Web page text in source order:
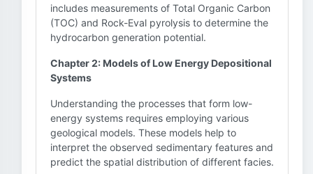
includes measurements of Total Organic Carbon
(TOC) and Rock-Eval pyrolysis to determine the
hydrocarbon generation potential.
Chapter 2: Models of Low Energy Depositional
Systems
Understanding the processes that form low-
energy systems requires employing various
geological models. These models help to
interpret the observed sedimentary features and
predict the spatial distribution of different facies.